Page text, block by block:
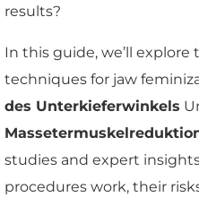
results?
In this guide, we’ll
techniques for jaw
des Unterkieferwinkels
studies and expert
procedures work, their